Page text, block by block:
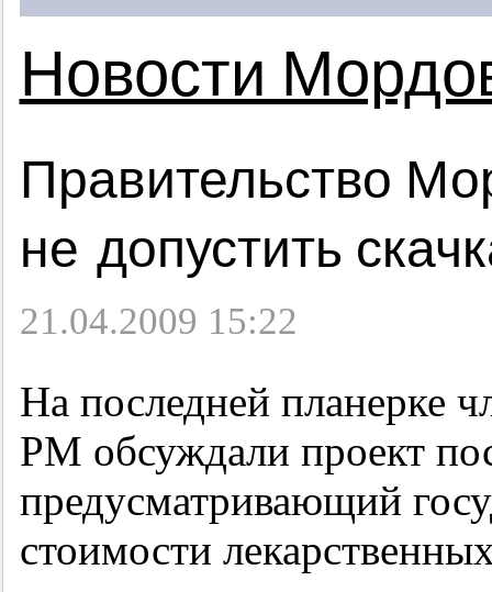
Новости
Правительство
не допустить
21.04.2009 15:22
На последней планерке
РМ обсуждали проект
предусматривающий
стоимости